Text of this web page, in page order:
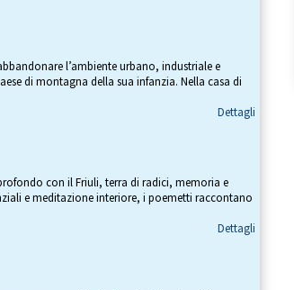
l’ambiente urbano, industriale e
di montagna della sua infanzia. Nella casa di
Dettagli
con il Friuli, terra di radici, memoria e
e meditazione interiore, i poemetti raccontano
Dettagli